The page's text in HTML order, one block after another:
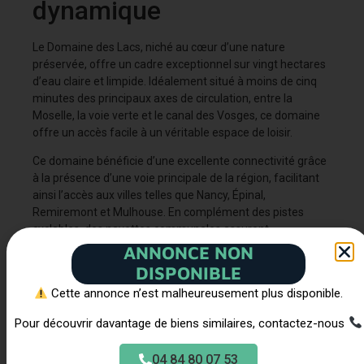
dynamique
Le Domaine des Lacs, niché au cœur d’une nature
préservée, offre un cadre exceptionnel sur vingt hectares
d’eau claire et limpide. Idéalement situé à moins de cinq
minutes des principaux axes de circulation, entre la
Moselle, la voie verte et le canal des Vosges, ce domaine
offre un accès facile à un véritable espace de loisir.
Ce domaine bénéficie d’une excellente connectivité grâce
à la présence d’une voie principale de la région, facilitant
ainsi l’accès aux villes telles que Nancy, Épinal,
Remiremont et Mulhouse. En complément des pistes
cyclables, des navettes communales assurent
notamment la desserte du domaine.
À proximité :
Gare de Remiremont à 31 minutes
Aéroport de Strasbourg à 2h
ANNONCE NON
DISPONIBLE
Cette annonce n’est malheureusement plus disponible.
Pour découvrir davantage de biens similaires, contactez-nous
04 84 80 07 53